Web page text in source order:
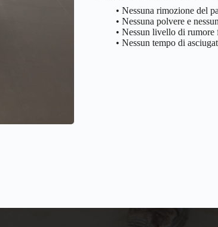
• Nessuna rimozione del
• Nessuna polvere e
• Nessun livello di rumore
• Nessun tempo di